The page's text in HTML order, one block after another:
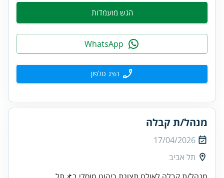
הגש מועמדות
הצג טלפון
מנהל/ת קבלה
17/04/2026
תל אביב